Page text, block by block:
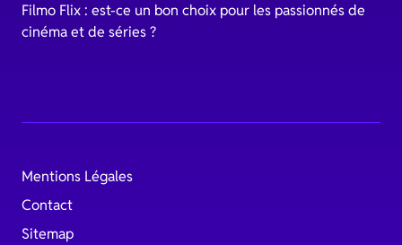
Filmo Flix : est-ce un bon choix pour les passionnés de
cinéma et de séries ?
Mentions Légales
Contact
Sitemap